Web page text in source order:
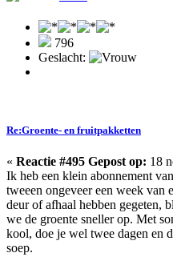
796
Geslacht:
Re:Groente- en fruitpakketten
« Reactie #495 Gepost op: 18
Ik heb een klein abonnement
tweeen ongeveer een week van
deur of afhaal hebben gegeten,
we de groente sneller op. Met
kool, doe je wel twee dagen en
soep.